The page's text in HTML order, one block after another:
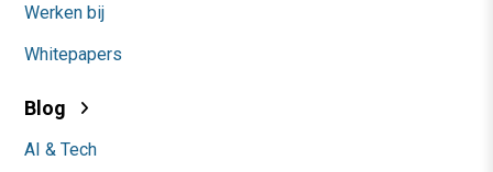
Werken bij
Whitepapers
Blog
AI & Tech